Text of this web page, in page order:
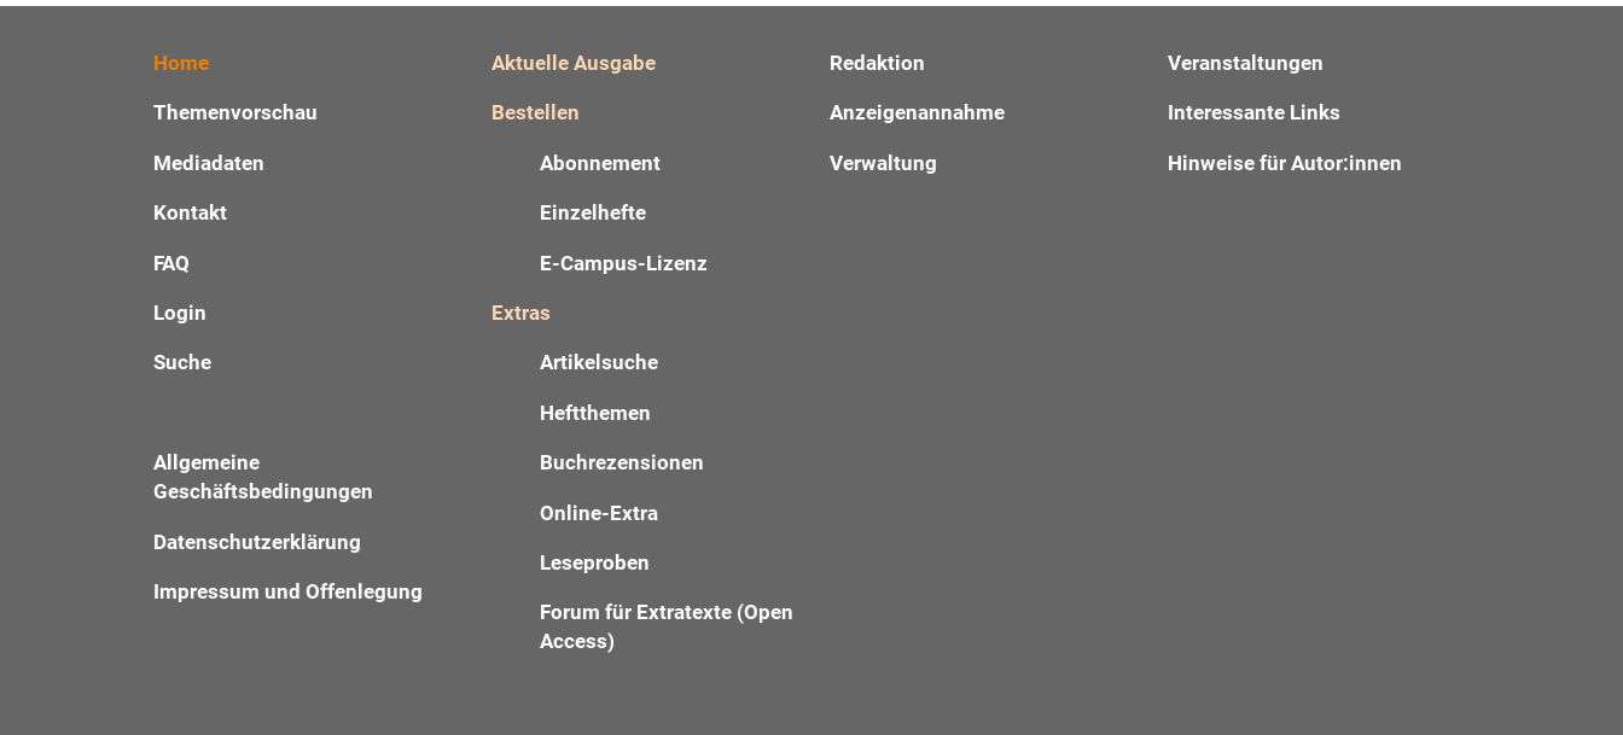
Home
Themenvorschau
Mediadaten
Kontakt
FAQ
Login
Suche
Allgemeine
Geschäftsbedingungen
Datenschutzerklärung
Impressum und Offenlegung
Aktuelle Ausgabe
Bestellen
Abonnement
Einzelhefte
E-Campus-Lizenz
Extras
Artikelsuche
Heftthemen
Buchrezensionen
Online-Extra
Leseproben
Forum für Extratexte (Open
Access)
Redaktion
Anzeigenannahme
Verwaltung
Veranstaltungen
Interessante Links
Hinweise für Autor:innen